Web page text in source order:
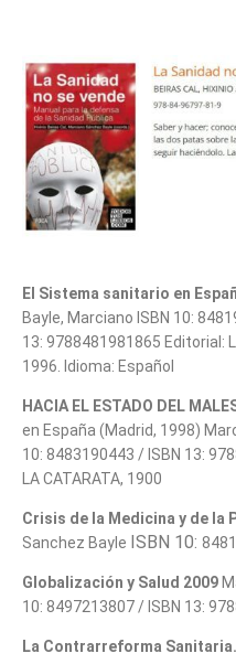
El Sistema sanitario en
Bayle, Marciano ISBN 10:
13: 9788481981865 Editorial:
1996.
Idioma: Español
HACIA EL ESTADO DEL
en España (Madrid, 1998)
10: 8483190443 / ISBN 13:
LA CATARATA, 1900
Crisis de la Medicina y de la
Sanchez Bayle ISBN 10:
Globalización y Salud 2009
10: 8497213807 / ISBN 13:
La Contrarreforma Sanitaria.